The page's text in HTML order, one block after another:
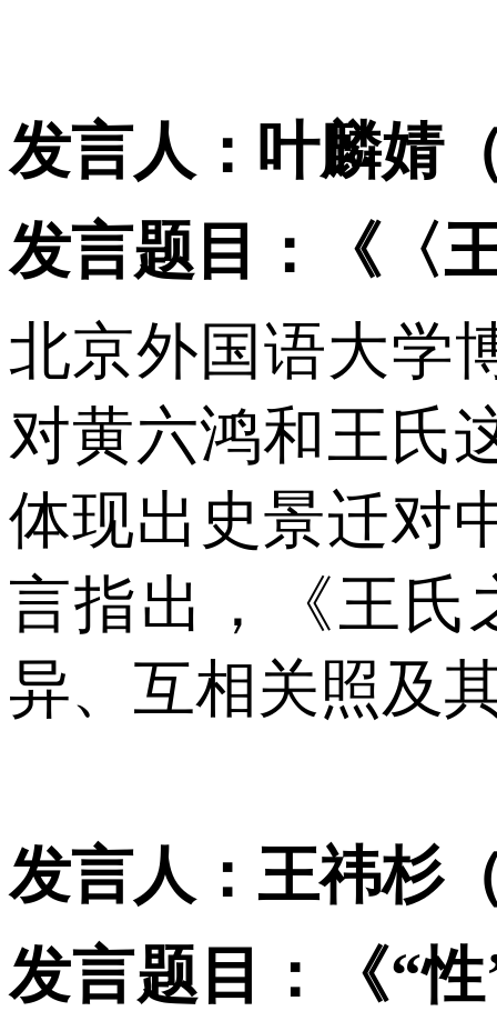
发言人：叶麟婧
发言题目：《〈
北京外国语大学
对黄六鸿和王氏
体现出史景迁对
言指出，《王氏
异、互相关照及
发言人：王祎杉
发言题目：《“